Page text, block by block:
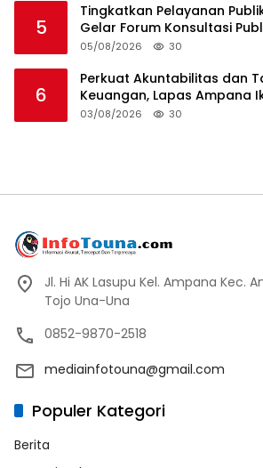
5
Tingkatkan Pelayanan
Gelar Forum Konsultasi
05/08/2026 30
6
Perkuat Akuntabilitas dan
Keuangan, Lapas Ampana
LHP BPK atas Laporan
03/08/2026 30
Jl. Hi AK Lasupu Kel. Ampana Kec.
Tojo Una-Una
0852-9870-2518
mediainfotouna@gmail.com
Populer Kategori
Berita